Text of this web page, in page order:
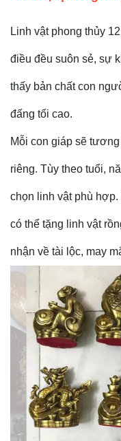
Linh vật phong thủy
điều đều suôn sẻ, sự
thấy bản chất con
đấng tối cao.
Mỗi con giáp sẽ
riêng. Tùy theo tuổi,
chọn linh vật phù
có thể tặng linh vật
nhận về tài lộc, may